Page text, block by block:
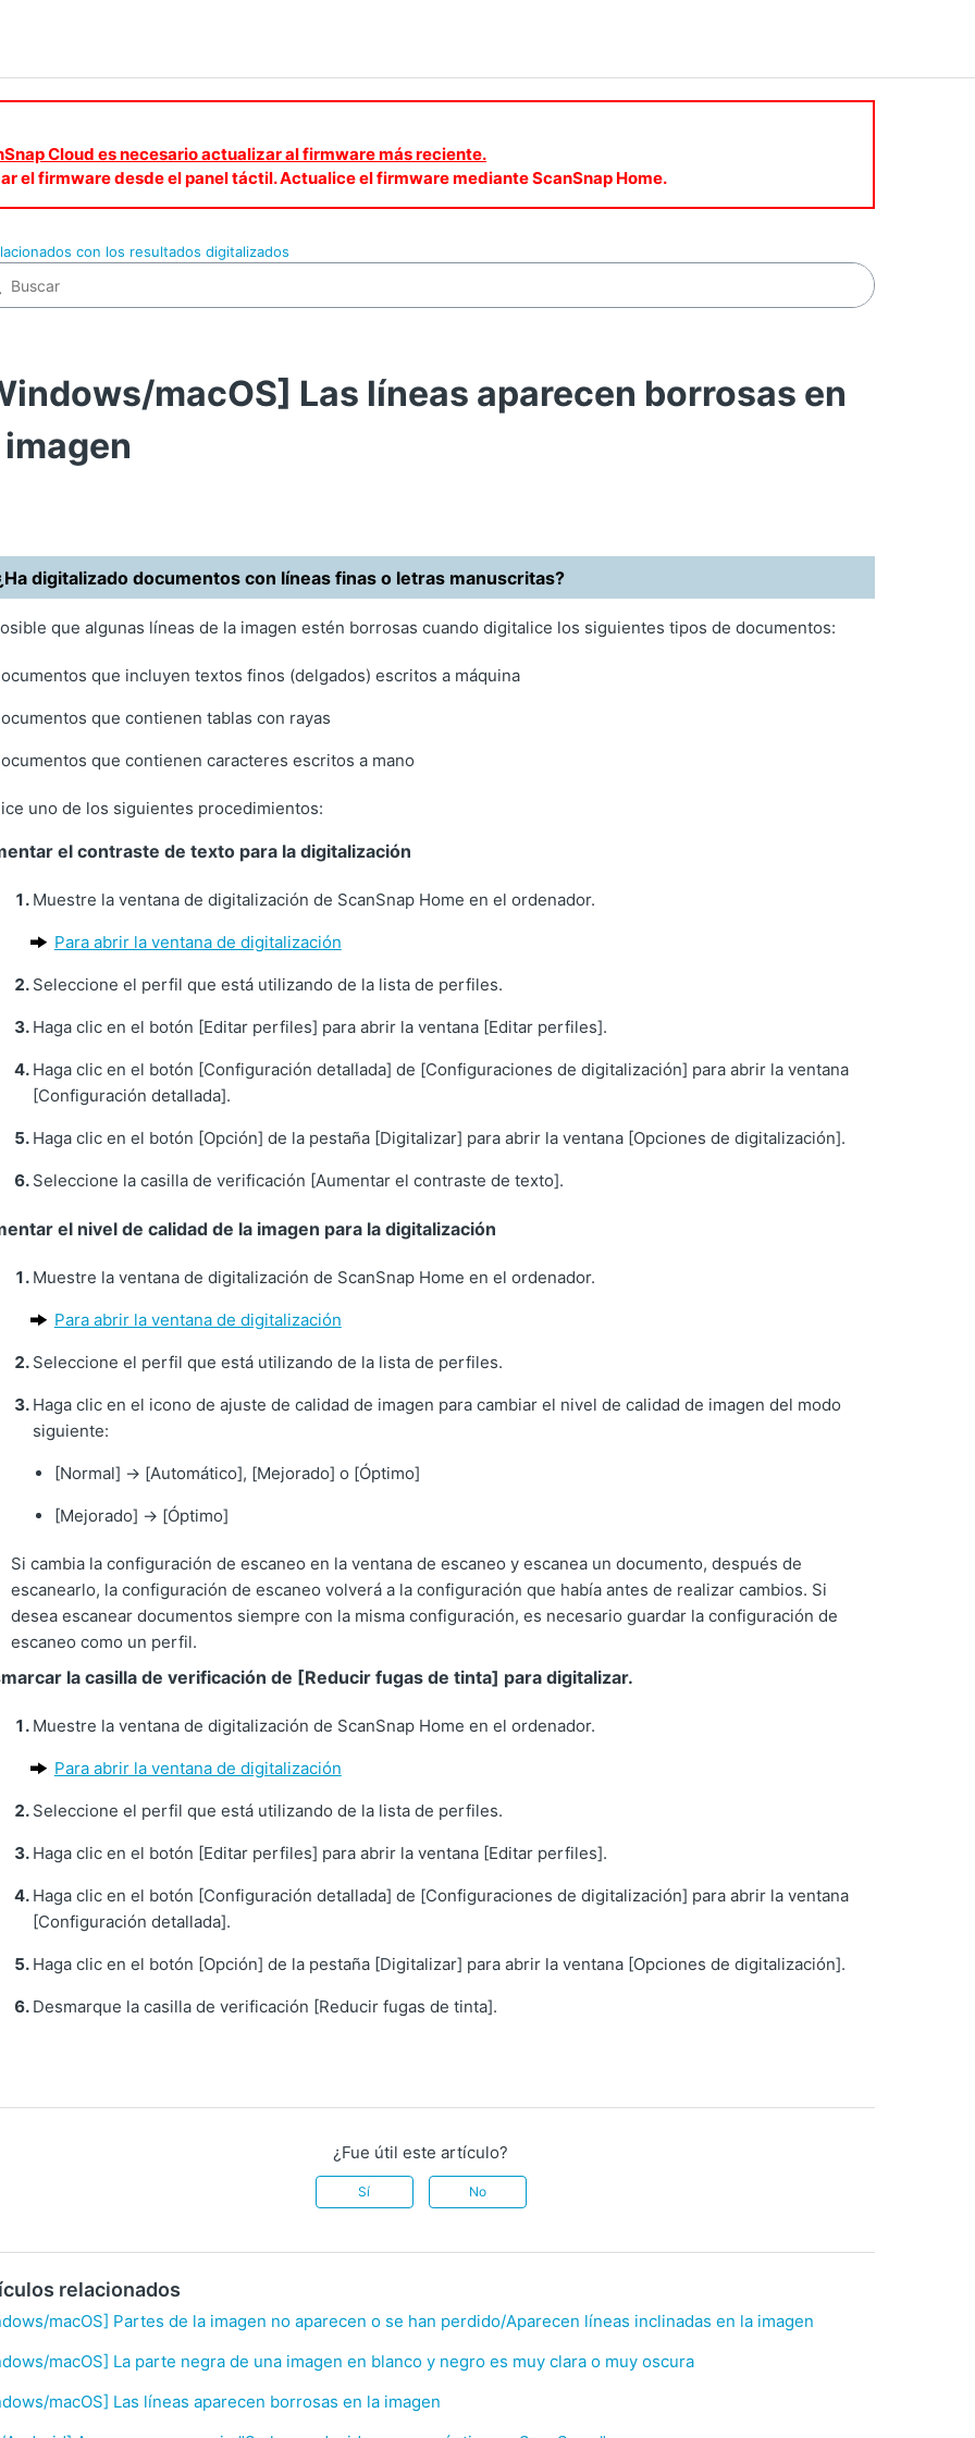
Cloud es necesario actualizar al firmware más reciente.
el firmware desde el panel táctil. Actualice el firmware mediante ScanSnap Home.
con los resultados digitalizados
macOS] Las líneas aparecen borrosas en
digitalizado documentos con líneas finas o letras manuscritas?
que algunas líneas de la imagen estén borrosas cuando digitalice los siguientes tipos de documentos:
que incluyen textos finos (delgados) escritos a máquina
que contienen tablas con rayas
que contienen caracteres escritos a mano
uno de los siguientes procedimientos:
el contraste de texto para la digitalización
Muestre la ventana de digitalización de ScanSnap Home en el ordenador.
Para abrir la ventana de digitalización
Seleccione el perfil que está utilizando de la lista de perfiles.
Haga clic en el botón [Editar perfiles] para abrir la ventana [Editar perfiles].
Haga clic en el botón [Configuración detallada] de [Configuraciones de digitalización] para abrir la ventana
[Configuración detallada].
Haga clic en el botón [Opción] de la pestaña [Digitalizar] para abrir la ventana [Opciones de digitalización].
Seleccione la casilla de verificación [Aumentar el contraste de texto].
el nivel de calidad de la imagen para la digitalización
Muestre la ventana de digitalización de ScanSnap Home en el ordenador.
Para abrir la ventana de digitalización
Seleccione el perfil que está utilizando de la lista de perfiles.
Haga clic en el icono de ajuste de calidad de imagen para cambiar el nivel de calidad de imagen del modo
siguiente:
[Normal] → [Automático], [Mejorado] o [Óptimo]
[Mejorado] → [Óptimo]
Si cambia la configuración de escaneo en la ventana de escaneo y escanea un documento, después de
escanearlo, la configuración de escaneo volverá a la configuración que había antes de realizar cambios. Si
desea escanear documentos siempre con la misma configuración, es necesario guardar la configuración de
escaneo como un perfil.
la casilla de verificación de [Reducir fugas de tinta] para digitalizar.
Muestre la ventana de digitalización de ScanSnap Home en el ordenador.
Para abrir la ventana de digitalización
Seleccione el perfil que está utilizando de la lista de perfiles.
Haga clic en el botón [Editar perfiles] para abrir la ventana [Editar perfiles].
Haga clic en el botón [Configuración detallada] de [Configuraciones de digitalización] para abrir la ventana
[Configuración detallada].
Haga clic en el botón [Opción] de la pestaña [Digitalizar] para abrir la ventana [Opciones de digitalización].
Desmarque la casilla de verificación [Reducir fugas de tinta].
¿Fue útil este artículo?
Sí No
relacionados
macOS] Partes de la imagen no aparecen o se han perdido/Aparecen líneas inclinadas en la imagen
macOS] La parte negra de una imagen en blanco y negro es muy clara o muy oscura
macOS] Las líneas aparecen borrosas en la imagen